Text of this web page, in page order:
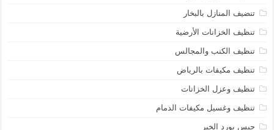
تنضيف المنازل بالبخار
تنظيف الخزانات الأرضية
تنظيف الكنب والمجالس
تنظيف مكيفات بالرياض
تنظيف وعزل الخزانات
تنظيف وغسيل مكيفات الدمام
جبس بورد الخبر